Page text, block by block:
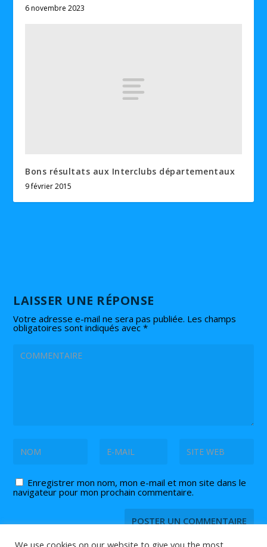
6 novembre 2023
Bons résultats aux Interclubs départementaux
9 février 2015
LAISSER UNE RÉPONSE
Votre adresse e-mail ne sera pas publiée. Les champs
obligatoires sont indiqués avec*
Enregistrer mon nom, mon e-mail et mon site dans le
navigateur pour mon prochain commentaire.
We use cookies on our website to give you the most